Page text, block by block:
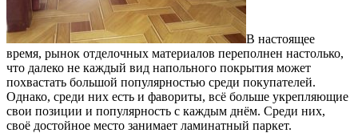
В настоящее
время, рынок отделочных материалов переполнен настолько,
что далеко не каждый вид напольного покрытия может
похвастать большой популярностью среди покупателей.
Однако, среди них есть и фавориты, всё больше укрепляющие
свои позиции и популярность с каждым днём. Среди них,
своё достойное место занимает ламинатный паркет.